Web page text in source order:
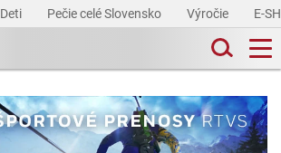
Deti Pečie celé Slovensko Výročie E-